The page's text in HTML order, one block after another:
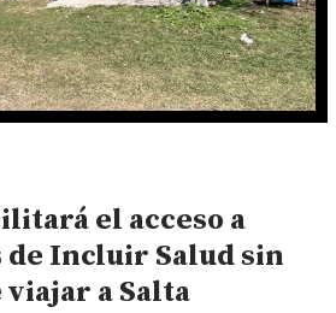
el acceso a
Incluir Salud sin
viajar a Salta